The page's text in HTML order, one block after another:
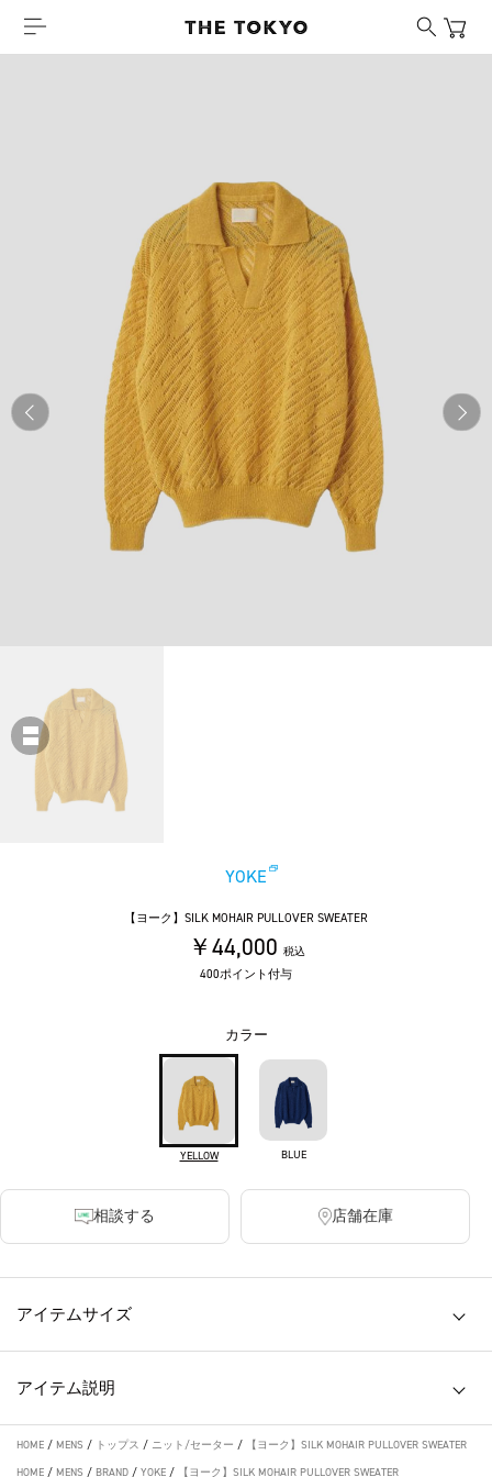
YOKE
【ヨーク】SILK MOHAIR PULLOVER SWEATER
￥44,000 税込
400ポイント付与
カラー
YELLOW BLUE
相談する 店舗在庫
アイテムサイズ
アイテム説明
HOME / MENS / トップス / ニット/セーター /
【ヨーク】SILK MOHAIR PULLOVER SWEATER
HOME / MENS / BRAND / YOKE / 【ヨーク】SILK MOHAIR PULLOVER SWEATER